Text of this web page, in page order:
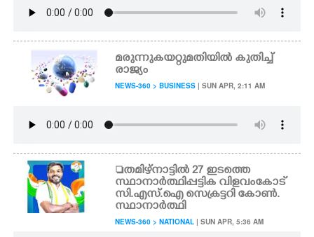
മരുന്നുകയറ്റുമതിയിൽ കുതിച്ച്
രാജ്യം
NEWS-360 > BUSINESS | SUN APR, 2:11 AM
തമിഴ്നാട്ടിൽ 27 ഇടത്തെ
സ്ഥാനാർത്ഥിപ്പട്ടിക വിളവംകോട്
സി.എസ്.ഐ സെക്രട്ടറി കോൺ.
സ്ഥാനാർത്ഥി
NEWS-360 > NATIONAL | SUN APR, 5:36 AM